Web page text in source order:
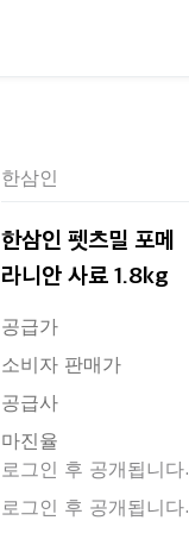
한삼인
한삼인 펫츠밀 포메
라니안 사료 1.8kg
공급가
소비자 판매가
공급사
마진율
로그인 후 공개됩니다.
로그인 후 공개됩니다.